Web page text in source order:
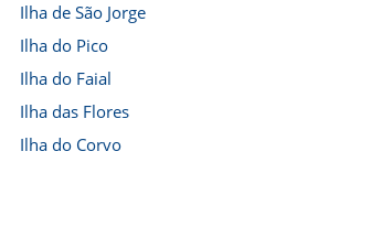
Ilha de São Jorge
Ilha do Pico
Ilha do Faial
Ilha das Flores
Ilha do Corvo